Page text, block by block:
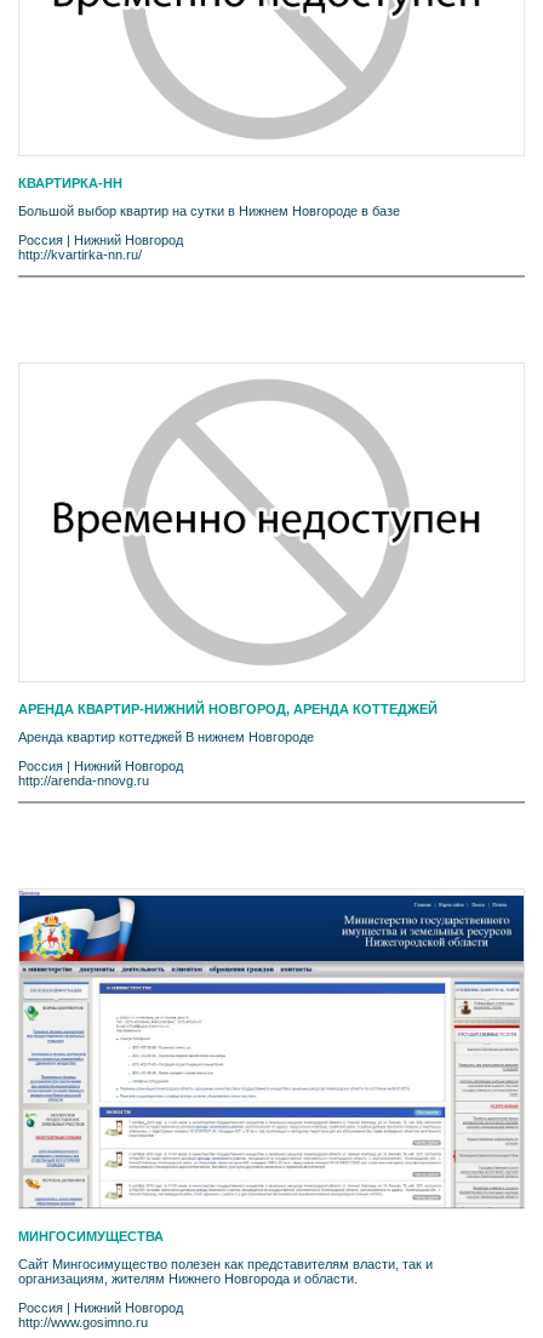
КВАРТИРКА-НН
Большой выбор квартир на сутки в Нижнем Новгороде в базе
Россия | Нижний Новгород
http://kvartirka-nn.ru/
АРЕНДА КВАРТИР-НИЖНИЙ НОВГОРОД, АРЕНДА КОТТЕДЖЕЙ
Аренда квартир коттеджей В нижнем Новгороде
Россия
Нижний Новгород
http://arenda-nnovg.ru
МИНГОСИМУЩЕСТВА
Сайт Мингосимущество полезен как представителям власти, так и
организациям, жителям Нижнего Новгорода и области.
Россия | Нижний Новгород
http://www.gosimno.ru